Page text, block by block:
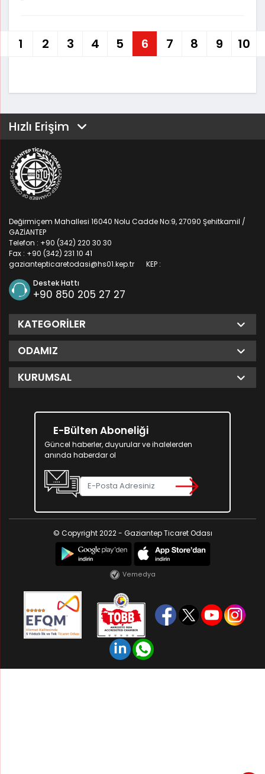
1 2 3 4 5 6 7 8 9 10
Hızlı Erişim
Değirmiçem Mahallesi 16040 Nolu Cadde No:9, 27090 Şehitkamil /
GAZİANTEP
Telefon : +90 (342) 220 30 30
Fax : +90 (342) 231 10 41
KEP :
gaziantepticaretodasi@hs01.kep.tr
Destek Hattı
+90 850 205 27 27
KATEGORILER
ODAMIZ
KURUMSAL
E-Bülten Aboneliği
Güncel haberler, duyurular ve ihalelerden
anında haberdar ol
© Copyright 2022 - Gaziantep Ticaret Odası
Vemedya